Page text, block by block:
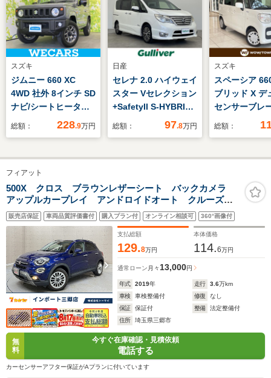
スズキ
ジムニー 660 XC
4WD 社外 8インチ SD
ナビ/シートヒーター/
車線逸脱防止支援シス
続/ETC/ABS/横滑り防
止装置/セーフティサ
ポート(スズキ)
総額： 228.9万円
日産
セレナ 2.0 ハイウェイ
スター Vセレクション
+SafetyII S-HYBRID
純正8インチSDメモリ
TV/Bluetooth/CD/DVD/SD/AUX)
用モニター アラウン
ドビューモニター 両
側パワースライドド
ア オートライト
総額： 97.8万円
スズキ
スペーシア
ブリッド X デ
センサーブレ
ート ケンウ
ースライドド
センサー オ
ト スマート
総額：
フィアット
500X クロス ブラウンレザーシート バックカメラ
アップルカープレイ アンドロイドオート クルーズコ
ントロール シートヒーター プッシュスタート ETC
販売店保証 車両品質評価書付 購入プラン付 オンライン相談可 360°画像付
支払総額
129.8万円
本体価格
114.6万円
通常ローン 月々 13,000円
年式 2019年 走行 3.6万km
車検
車検整備付 修復
なし
保証
保証付 整備
法定整備付
住所
埼玉県三郷市
無
料
今すぐ在庫確認・見積依頼
電話する
カーセンサーアフター保証がAプランに付いています